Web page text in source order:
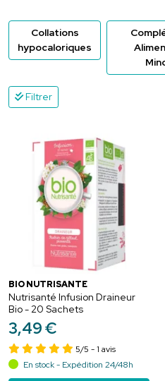
atteindre vos objectifs de
Collations
hypocaloriques
Filtrer
BIO NUTRISANTÉ
Nutrisanté Infusion Draineur
Bio - 20 Sachets
3,49€
5/5 - 1 avis
En stock - Expédition 24/48h